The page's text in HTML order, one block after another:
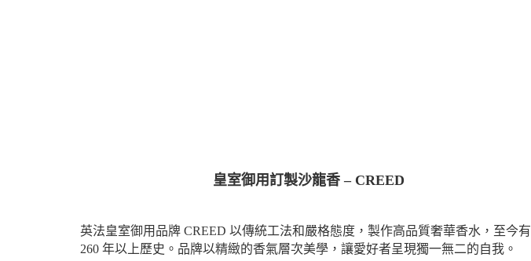
皇室御用訂製沙龍香 – CREED
英法皇室御用品牌 CREED 以傳統工法和嚴格態度，製作高品質奢華香水，至今有
260 年以上歷史。品牌以精緻的香氣層次美學，讓愛好者呈現獨一無二的自我。